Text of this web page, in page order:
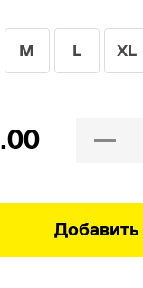
M L XL
Добавить